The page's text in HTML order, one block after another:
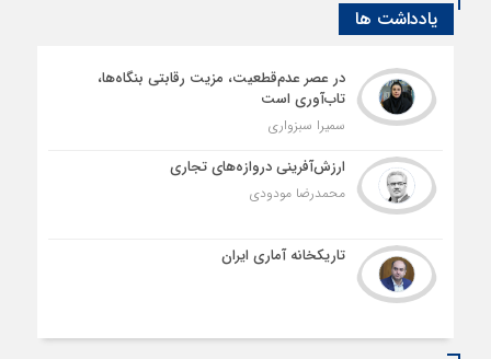
یادداشت ها
در عصر عدم‌قطعیت، مزیت رقابتی بنگاه‌ها،
تاب‌آوری است
سمیرا سبزواری
ارزش‌آفرینی دروازه‌های تجاری
محمدرضا مودودی
تاریکخانه آماری ایران